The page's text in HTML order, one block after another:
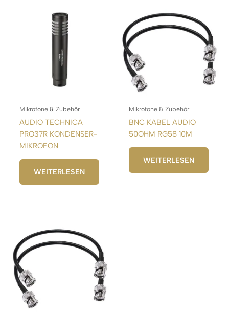
Mikrofone & Zubehör
AUDIO TECHNICA
PRO37R KONDENSER-
MIKROFON
WEITERLESEN
Mikrofone & Zubehör
BNC KABEL AUDIO
50OHM RG58 10M
WEITERLESEN